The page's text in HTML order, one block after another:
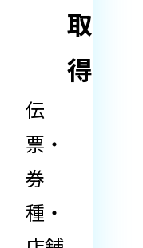
取
得
伝
票・
券
種・